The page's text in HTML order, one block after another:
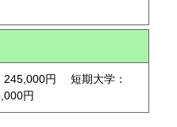
円 短期大学：
円